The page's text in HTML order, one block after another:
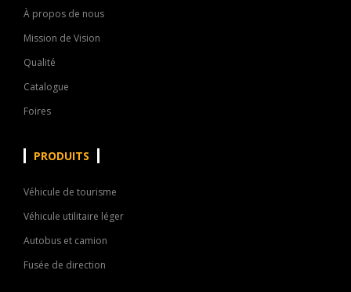
À propos de nous
Mission de Vision
Qualité
Catalogue
Foires
PRODUITS
Véhicule de tourisme
Véhicule utilitaire léger
Autobus et camion
Fusée de direction